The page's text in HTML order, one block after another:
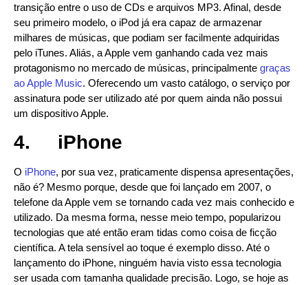
transição entre o uso de CDs e arquivos MP3. Afinal, desde
seu primeiro modelo, o iPod já era capaz de armazenar
milhares de músicas, que podiam ser facilmente adquiridas
pelo iTunes. Aliás, a Apple vem ganhando cada vez mais
protagonismo no mercado de músicas, principalmente graças
ao Apple Music. Oferecendo um vasto catálogo, o serviço por
assinatura pode ser utilizado até por quem ainda não possui
um dispositivo Apple.
4. iPhone
O iPhone, por sua vez, praticamente dispensa apresentações,
não é? Mesmo porque, desde que foi lançado em 2007, o
telefone da Apple vem se tornando cada vez mais conhecido e
utilizado. Da mesma forma, nesse meio tempo, popularizou
tecnologias que até então eram tidas como coisa de ficção
científica. A tela sensível ao toque é exemplo disso. Até o
lançamento do iPhone, ninguém havia visto essa tecnologia
ser usada com tamanha qualidade precisão. Logo, se hoje as